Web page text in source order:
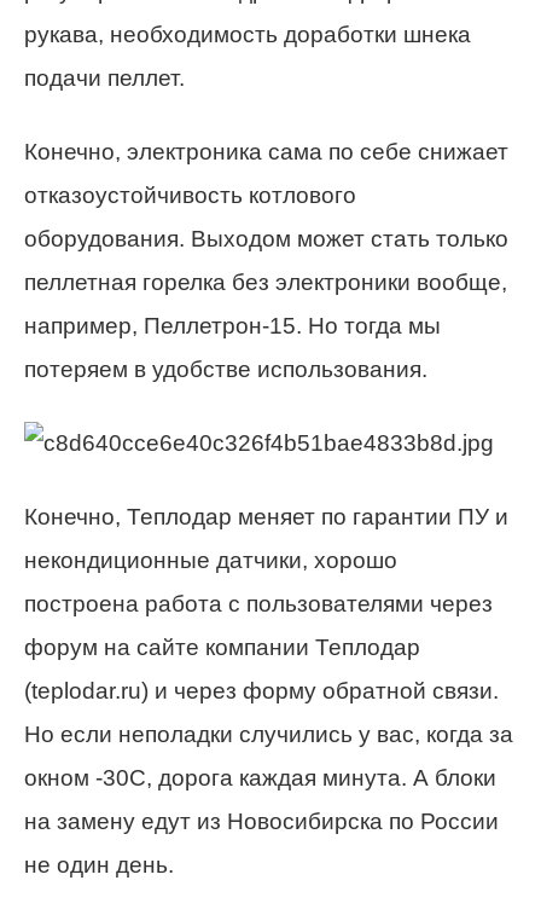
рукава, необходимость доработки шнека
подачи пеллет.
Конечно, электроника сама по себе снижает
отказоустойчивость котлового
оборудования. Выходом может стать только
пеллетная горелка без электроники вообще,
например, Пеллетрон-15. Но тогда мы
потеряем в удобстве использования.
Конечно, Теплодар меняет по гарантии ПУ и
некондиционные датчики, хорошо
построена работа с пользователями через
форум на сайте компании Теплодар
(teplodar.ru) и через форму обратной связи.
Но если неполадки случились у вас, когда за
окном -30С, дорога каждая минута. А блоки
на замену едут из Новосибирска по России
не один день.